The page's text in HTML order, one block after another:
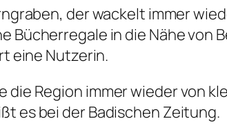
der wackelt immer
Bücherregale in die Nähe von
eine Nutzerin.
die Region immer wieder von
es bei der Badischen Zeitung.